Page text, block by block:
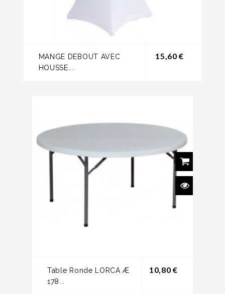
MANGE DEBOUT AVEC
HOUSSE...
15,60 €
Table Ronde LORCA Æ
178...
10,80 €Prix